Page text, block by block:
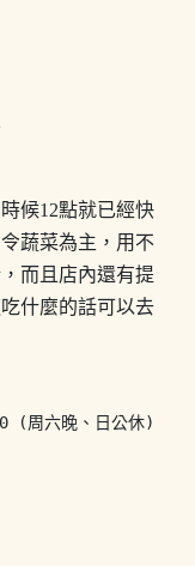
候12點就已經快
蔬菜為主，用不
而且店內還有提
什麼的話可以去
(周六晚、日公休)